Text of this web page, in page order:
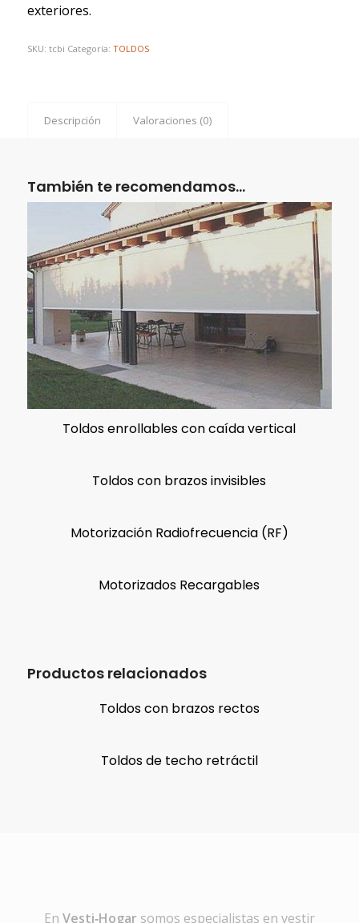
exteriores.
SKU: tcbi Categoría: TOLDOS
Descripción Valoraciones (0)
También te recomendamos…
Toldos enrollables con caída vertical
Toldos con brazos invisibles
Motorización Radiofrecuencia (RF)
Motorizados Recargables
Productos relacionados
Toldos con brazos rectos
Toldos de techo retráctil
En Vesti‑Hogar somos especialistas en vestir